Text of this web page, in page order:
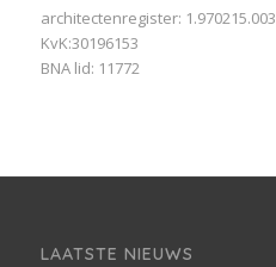
architectenregister: 1.970215.003
KvK:30196153
BNA lid: 11772
LAATSTE NIEUWS